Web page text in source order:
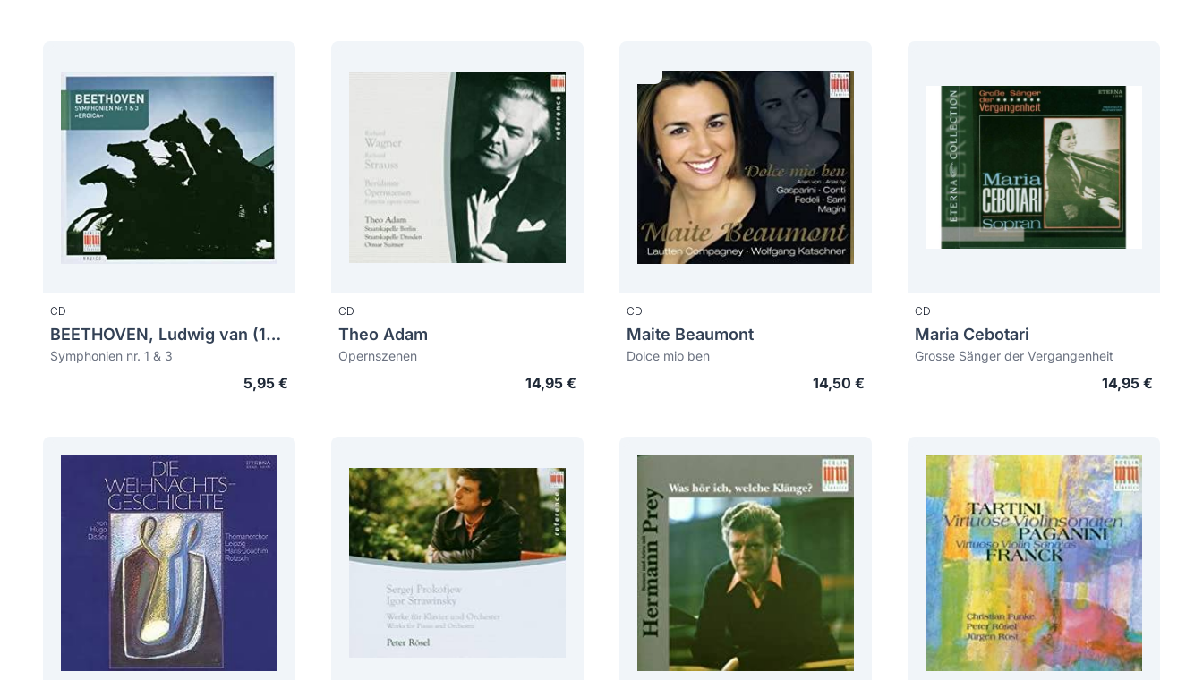
CD
BEETHOVEN, Ludwig van (1770-1827)
Symphonien nr. 1 & 3
5,95 €
CD
Theo Adam
Opernszenen
14,95 €
CD
Maite Beaumont
Dolce mio ben
14,50 €
CD
Maria Cebotari
Grosse Sänger der Vergangenheit
14,95 €